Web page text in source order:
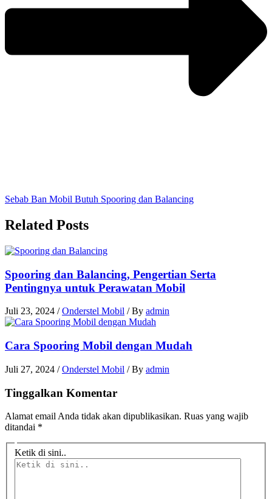
Sebab Ban Mobil Butuh Spooring dan Balancing
Related Posts
Spooring dan Balancing, Pengertian Serta
Pentingnya untuk Perawatan Mobil
Juli 23, 2024 /Onderstel Mobil / By admin
Cara Spooring Mobil dengan Mudah
Juli 27, 2024 /Onderstel Mobil / By admin
Tinggalkan Komentar
Alamat email Anda tidak akan dipublikasikan. Ruas yang wajib
ditandai *
Ketik di sini..